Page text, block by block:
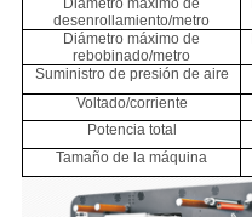
Diámetro máximo de
desenrollamiento/metro
Diámetro máximo de
rebobinado/metro
Suministro de presión de aire
Voltado/corriente
Potencia total
Tamaño de la máquina